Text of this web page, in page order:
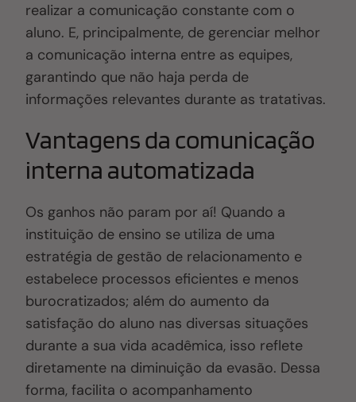
realizar a comunicação constante com o
aluno. E, principalmente, de gerenciar melhor
a comunicação interna entre as equipes,
garantindo que não haja perda de
informações relevantes durante as tratativas.
Vantagens da comunicação
interna automatizada
Os ganhos não param por aí! Quando a
instituição de ensino se utiliza de uma
estratégia de gestão de relacionamento e
estabelece processos eficientes e menos
burocratizados; além do aumento da
satisfação do aluno nas diversas situações
durante a sua vida acadêmica, isso reflete
diretamente na diminuição da evasão. Dessa
forma, facilita o acompanhamento